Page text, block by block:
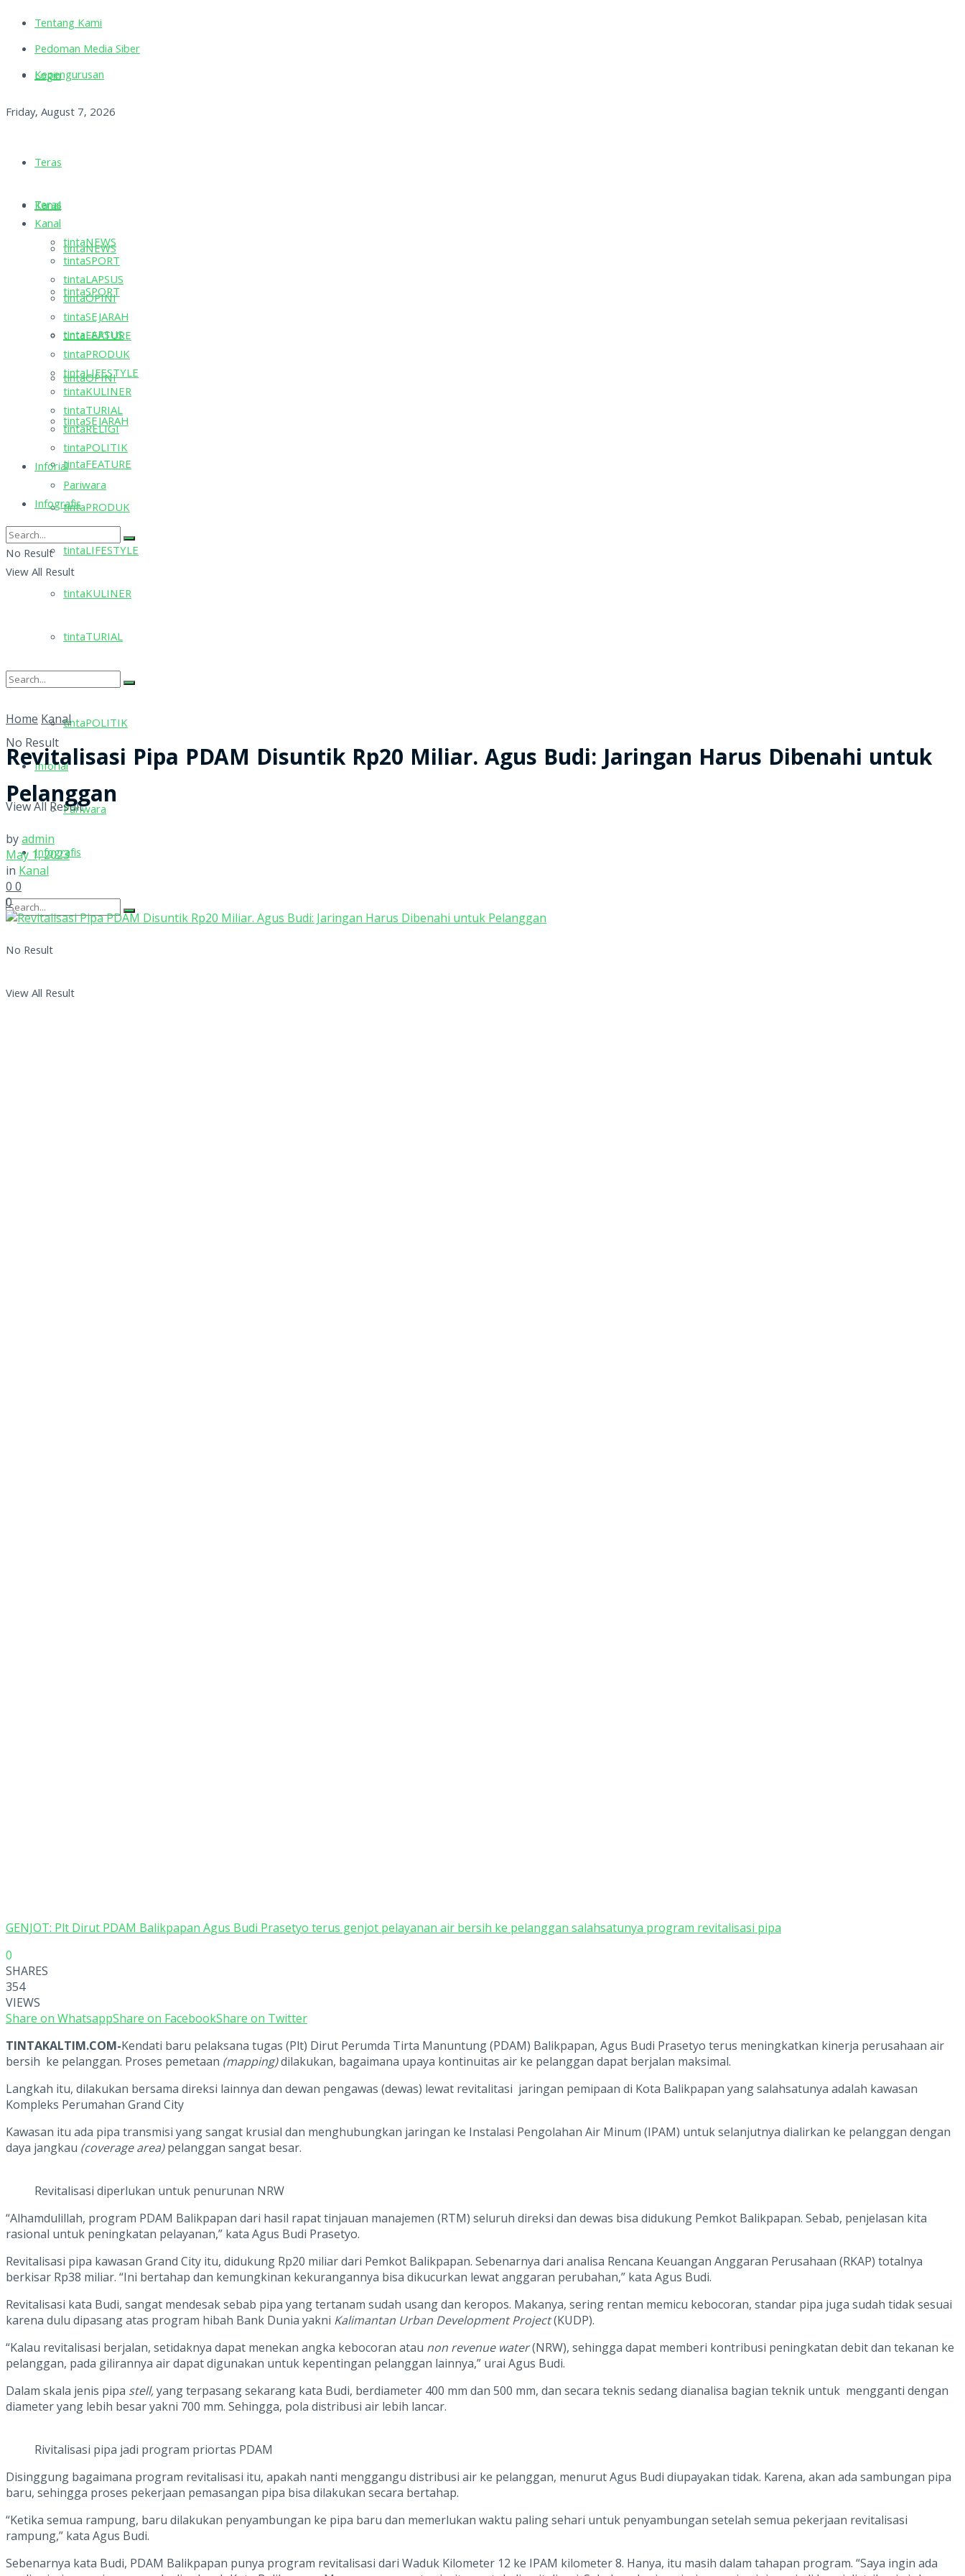
Tentang Kami
Pedoman Media Siber
Kepengurusan
Friday, August 7, 2026
Login
Teras
Kanal
tintaNEWS
tintaSPORT
tintaLAPSUS
tintaOPINI
tintaSEJARAH
tintaFEATURE
tintaPRODUK
tintaLIFESTYLE
tintaKULINER
tintaTURIAL
tintaPOLITIK
Inforial
Pariwara
Infografis
No Result
View All Result
Teras
Kanal
tintaNEWS
tintaSPORT
tintaLAPSUS
tintaOPINI
tintaSEJARAH
tintaFEATURE
tintaPRODUK
tintaLIFESTYLE
tintaKULINER
tintaTURIAL
tintaRELIGI
tintaPOLITIK
Inforial
Pariwara
Infografis
No Result
View All Result
No Result
View All Result
Home Kanal
Revitalisasi Pipa PDAM Disuntik Rp20 Miliar. Agus Budi: Jaringan Harus Dibenahi untuk
Pelanggan
byadmin
May 1, 2023
in Kanal
0 0
0
GENJOT: Plt Dirut PDAM Balikpapan Agus Budi Prasetyo terus genjot pelayanan air bersih ke pelanggan salahsatunya program revitalisasi pipa
0
SHARES
354
VIEWS
Share on WhatsappShare on FacebookShare on Twitter
TINTAKALTIM.COM-Kendati baru pelaksana tugas (Plt) Dirut Perumda Tirta Manuntung (PDAM) Balikpapan, Agus Budi Prasetyo terus meningkatkan kinerja perusahaan air
bersih ke pelanggan. Proses pemetaan (mapping)dilakukan, bagaimana upaya kontinuitas air ke pelanggan dapat berjalan maksimal.
Langkah itu, dilakukan bersama direksi lainnya dan dewan pengawas (dewas) lewat revitalitasi jaringan pemipaan di Kota Balikpapan yang salahsatunya adalah kawasan
Kompleks Perumahan Grand City
Kawasan itu ada pipa transmisi yang sangat krusial dan menghubungkan jaringan ke Instalasi Pengolahan Air Minum (IPAM) untuk selanjutnya dialirkan ke pelanggan dengan
daya jangkau (coverage area)pelanggan sangat besar.
Revitalisasi diperlukan untuk penurunan NRW
“Alhamdulillah, program PDAM Balikpapan dari hasil rapat tinjauan manajemen (RTM) seluruh direksi dan dewas bisa didukung Pemkot Balikpapan. Sebab, penjelasan kita
rasional untuk peningkatan pelayanan,” kata Agus Budi Prasetyo.
Revitalisasi pipa kawasan Grand City itu, didukung Rp20 miliar dari Pemkot Balikpapan. Sebenarnya dari analisa Rencana Keuangan Anggaran Perusahaan (RKAP) totalnya
berkisar Rp38 miliar. “Ini bertahap dan kemungkinan kekurangannya bisa dikucurkan lewat anggaran perubahan,” kata Agus Budi.
Revitalisasi kata Budi, sangat mendesak sebab pipa yang tertanam sudah usang dan keropos. Makanya, sering rentan memicu kebocoran, standar pipa juga sudah tidak sesuai
karena dulu dipasang atas program hibah Bank Dunia yakni Kalimantan Urban Development Project(KUDP).
“Kalau revitalisasi berjalan, setidaknya dapat menekan angka kebocoran atau non revenue water(NRW), sehingga dapat memberi kontribusi peningkatan debit dan tekanan ke
pelanggan, pada gilirannya air dapat digunakan untuk kepentingan pelanggan lainnya,” urai Agus Budi.
Dalam skala jenis pipa stell,yang terpasang sekarang kata Budi, berdiameter 400 mm dan 500 mm, dan secara teknis sedang dianalisa bagian teknik untuk mengganti dengan
diameter yang lebih besar yakni 700 mm. Sehingga, pola distribusi air lebih lancar.
Rivitalisasi pipa jadi program priortas PDAM
Disinggung bagaimana program revitalisasi itu, apakah nanti menggangu distribusi air ke pelanggan, menurut Agus Budi diupayakan tidak. Karena, akan ada sambungan pipa
baru, sehingga proses pekerjaan pemasangan pipa bisa dilakukan secara bertahap.
“Ketika semua rampung, baru dilakukan penyambungan ke pipa baru dan memerlukan waktu paling sehari untuk penyambungan setelah semua pekerjaan revitalisasi
rampung,” kata Agus Budi.
Sebenarnya kata Budi, PDAM Balikpapan punya program revitalisasi dari Waduk Kilometer 12 ke IPAM kilometer 8. Hanya, itu masih dalam tahapan program. “Saya ingin ada